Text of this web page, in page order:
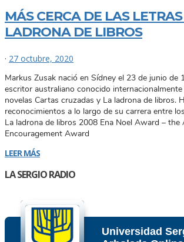
MÁS CERCA DE LAS
LADRONA DE LIBROS
· 27 octubre, 2020
Markus Zusak nació en Sídney el 23 de junio de
escritor australiano conocido
novelas Cartas cruzadas y La ladrona de libros.
reconocimientos a lo largo de su carrera entre
La ladrona de libros 2008 Ena Noel Award – the
Encouragement Award
LEER MÁS
LA SERGIO RADIO